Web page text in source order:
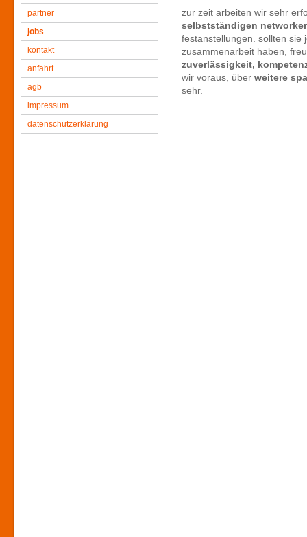
partner
jobs
kontakt
anfahrt
agb
impressum
datenschutzerklärung
zur zeit arbeiten wir sehr
selbstständigen
festanstellungen. sollten sie
zusammenarbeit haben,
zuverlässigkeit,
wir voraus, über weitere
sehr.